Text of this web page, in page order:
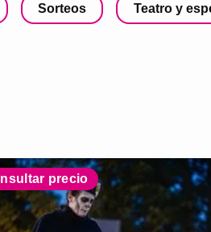
Sorteos Teatro y
precio